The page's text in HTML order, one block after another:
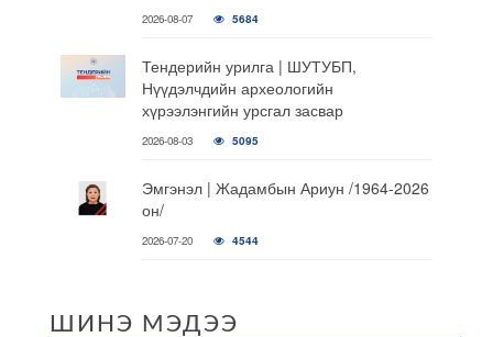
2026-08-07 5684
Тендерийн урилга | ШУТУБП,
Нүүдэлчдийн археологийн
хүрээлэнгийн урсгал засвар
2026-08-03 5095
Эмгэнэл | Жадамбын Ариун /1964-2026
он/
2026-07-20 4544
ШИНЭ МЭДЭЭ